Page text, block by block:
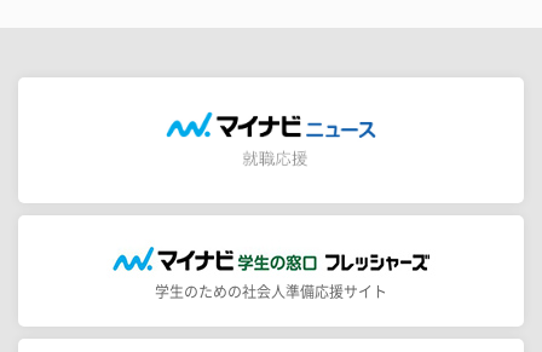
学生のための社会人準備応援サイト